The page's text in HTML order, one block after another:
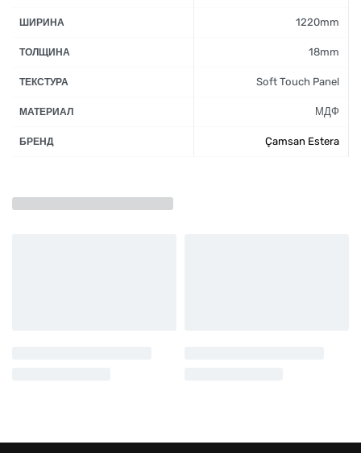
ШИРИНА 1220mm
ТОЛЩИНА 18mm
ТЕКСТУРА Soft Touch Panel
МАТЕРИАЛ МДФ
БРЕНД Çamsan Estera